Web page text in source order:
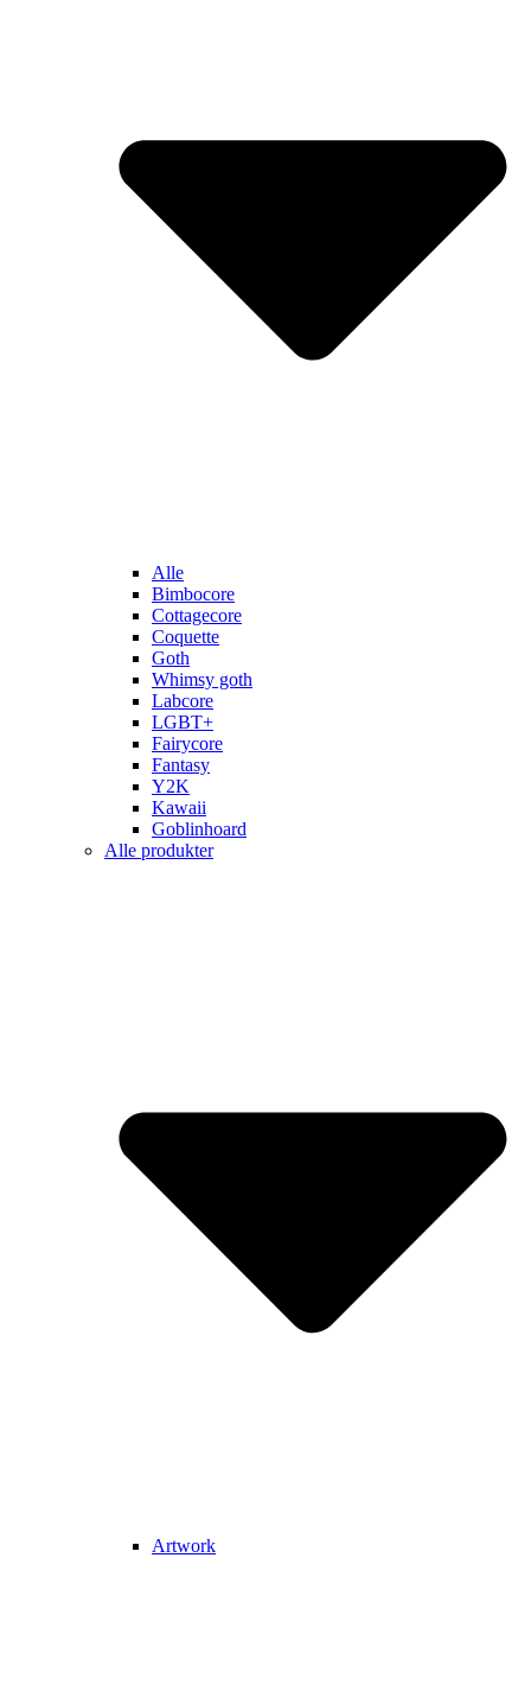
Alle
Bimbocore
Cottagecore
Coquette
Goth
Whimsy goth
Labcore
LGBT+
Fairycore
Fantasy
Y2K
Kawaii
Goblinhoard
Alle produkter
Artwork